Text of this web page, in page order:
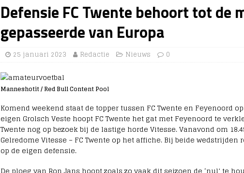
Defensie FC Twente behoort tot de
gepasseerde van Europa
25 januari 2023 Redactie Nieuws 0
Manneshotit / Red Bull Content Pool
Komend weekend staat de topper tussen FC Twente en Feyenoord
eigen Grolsch Veste hoopt FC Twente het gat met Feyenoord te
Twente nog op bezoek bij de lastige horde Vitesse. Vanavond om
Gelredome Vitesse – FC Twente op het affiche. Bij beide wedstrijden
op de eigen defensie.